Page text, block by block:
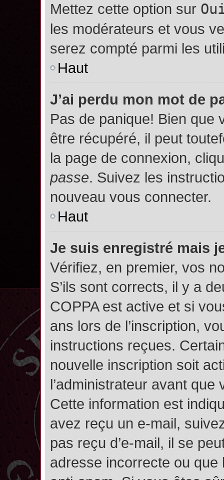
Mettez cette option sur
les modérateurs et vous
serez compté parmi les
Haut
J’ai perdu mon mot de
Pas de panique! Bien que
être récupéré, il peut
la page de connexion,
passe. Suivez les
nouveau vous connecter.
Haut
Je suis enregistré mais
Vérifiez, en premier, vos
S’ils sont corrects, il y a
COPPA est active et si
ans lors de l’inscription,
instructions reçues.
nouvelle inscription soit
l’administrateur avant
Cette information est
avez reçu un e-mail,
pas reçu d’e-mail, il se
adresse incorrecte ou que